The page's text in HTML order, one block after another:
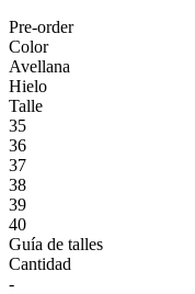
Pre-order
Color
Avellana
Hielo
Talle
35
36
37
38
39
40
Guía de talles
Cantidad
-